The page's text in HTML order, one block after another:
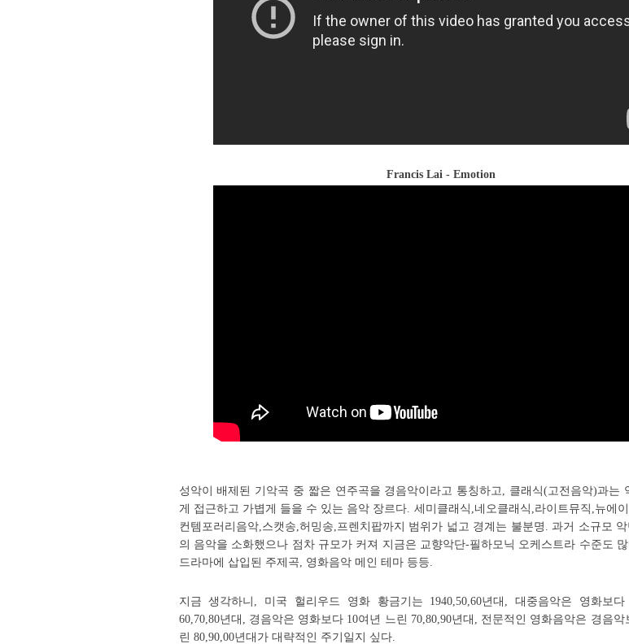
Francis Lai - Emotion
성악이 배제된 기악곡 중 짧은 연주곡을 경음악이라고 통칭하고, 클래식(고전음악)과는
게 접근하고 가볍게 들을 수 있는 음악 장르다. 세미클래식,네오클래식,라이트뮤직,뉴에
컨템포러리음악,스캣송,허밍송,프렌치팝까지 범위가 넓고 경계는 불분명. 과거 소규모
의 음악을 소화했으나 점차 규모가 커져 지금은 교향악단-필하모닉 오케스트라 수준도
드라마에 삽입된 주제곡, 영화음악 메인 테마 등등.
지금 생각하니, 미국 헐리우드 영화 황금기는 1940,50,60년대, 대중음악은 영화보
60,70,80년대, 경음악은 영화보다 10여년 느린 70,80,90년대, 전문적인 영화음악은 경음악
린 80,90,00년대가 대략적인 주기일지 싶다.